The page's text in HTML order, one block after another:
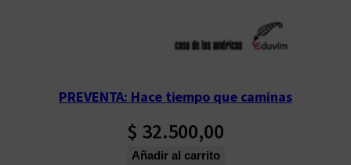
PREVENTA: Hace tiempo que caminas
$ 32.500,00
Añadir al carrito